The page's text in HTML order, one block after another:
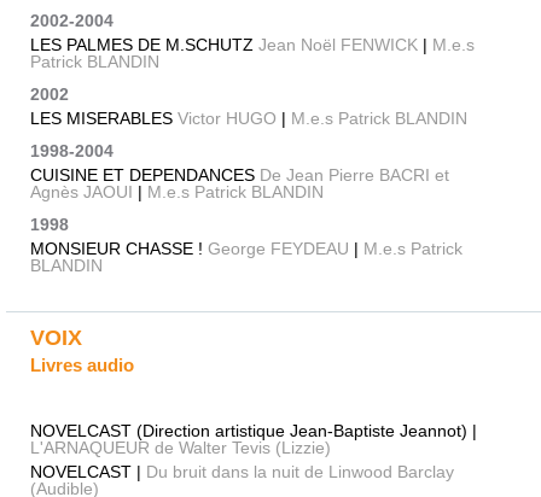
2002-2004
LES PALMES DE M.SCHUTZ Jean Noël FENWICK | M.e.s
Patrick BLANDIN
2002
LES MISERABLES Victor HUGO | M.e.s Patrick BLANDIN
1998-2004
CUISINE ET DEPENDANCES De Jean Pierre BACRI et
Agnès JAOUI | M.e.s Patrick BLANDIN
1998
MONSIEUR CHASSE ! George FEYDEAU | M.e.s Patrick
BLANDIN
VOIX
Livres audio
NOVELCAST (Direction artistique Jean-Baptiste Jeannot) |
L'ARNAQUEUR de Walter Tevis (Lizzie)
NOVELCAST | Du bruit dans la nuit de Linwood Barclay
(Audible)